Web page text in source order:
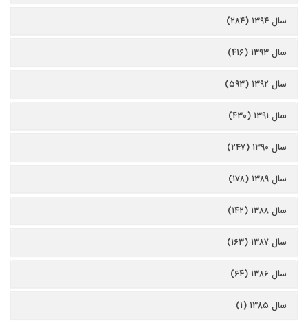
سال ۱۳۹۴ (۲۸۴)
سال ۱۳۹۳ (۴۱۶)
سال ۱۳۹۲ (۵۹۳)
سال ۱۳۹۱ (۴۳۰)
سال ۱۳۹۰ (۲۴۷)
سال ۱۳۸۹ (۱۷۸)
سال ۱۳۸۸ (۱۴۲)
سال ۱۳۸۷ (۱۶۳)
سال ۱۳۸۶ (۶۴)
سال ۱۳۸۵ (۱)